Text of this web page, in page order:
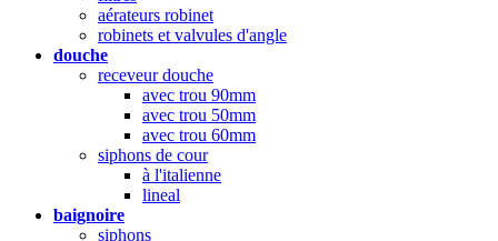
aérateurs robinet
robinets et valvules d'angle
douche
receveur douche
avec trou 90mm
avec trou 50mm
avec trou 60mm
siphons de cour
à l'italienne
lineal
baignoire
siphons